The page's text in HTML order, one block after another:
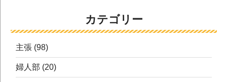
カテゴリー
主張 (98)
婦人部 (20)